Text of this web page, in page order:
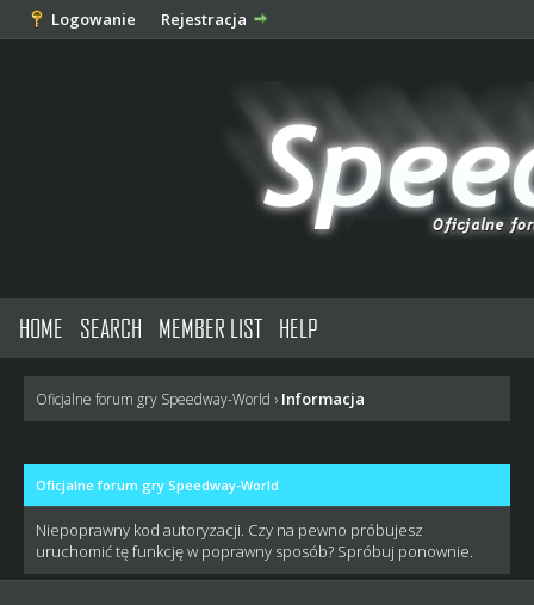
Logowanie Rejestracja
HOME SEARCH MEMBER LIST HELP
Oficjalne forum gry Speedway-World › Informacja
Oficjalne forum gry Speedway-World
Niepoprawny kod autoryzacji. Czy na pewno próbujesz
uruchomić tę funkcję w poprawny sposób? Spróbuj ponownie.